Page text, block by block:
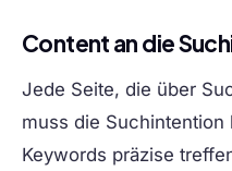
Content an die
Jede Seite, die über
muss die Suchintention
Keywords präzise